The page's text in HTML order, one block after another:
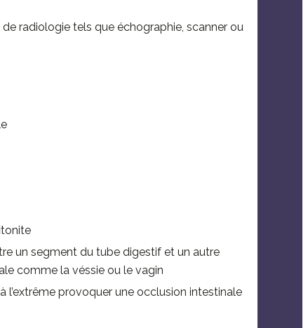
radiologie tels que échographie, scanner ou
un segment du tube digestif et un autre
comme la véssie ou le vagin
provoquer une occlusion intestinale